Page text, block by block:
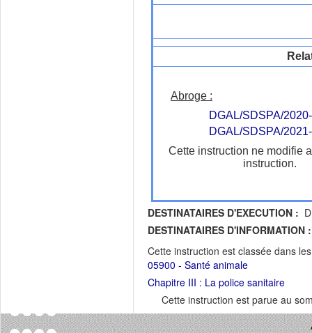
Abroge :
DGAL/SDSPA/
DGAL/SDSPA/
Cette instruction ne modifie
instruction.
DESTINATAIRES D'EXECUTION :
DESTINATAIRES D'INFORMATION :
Cette instruction est classée dans
05900 - Santé animale
Chapitre III : La police sanitaire
Cette instruction est parue au